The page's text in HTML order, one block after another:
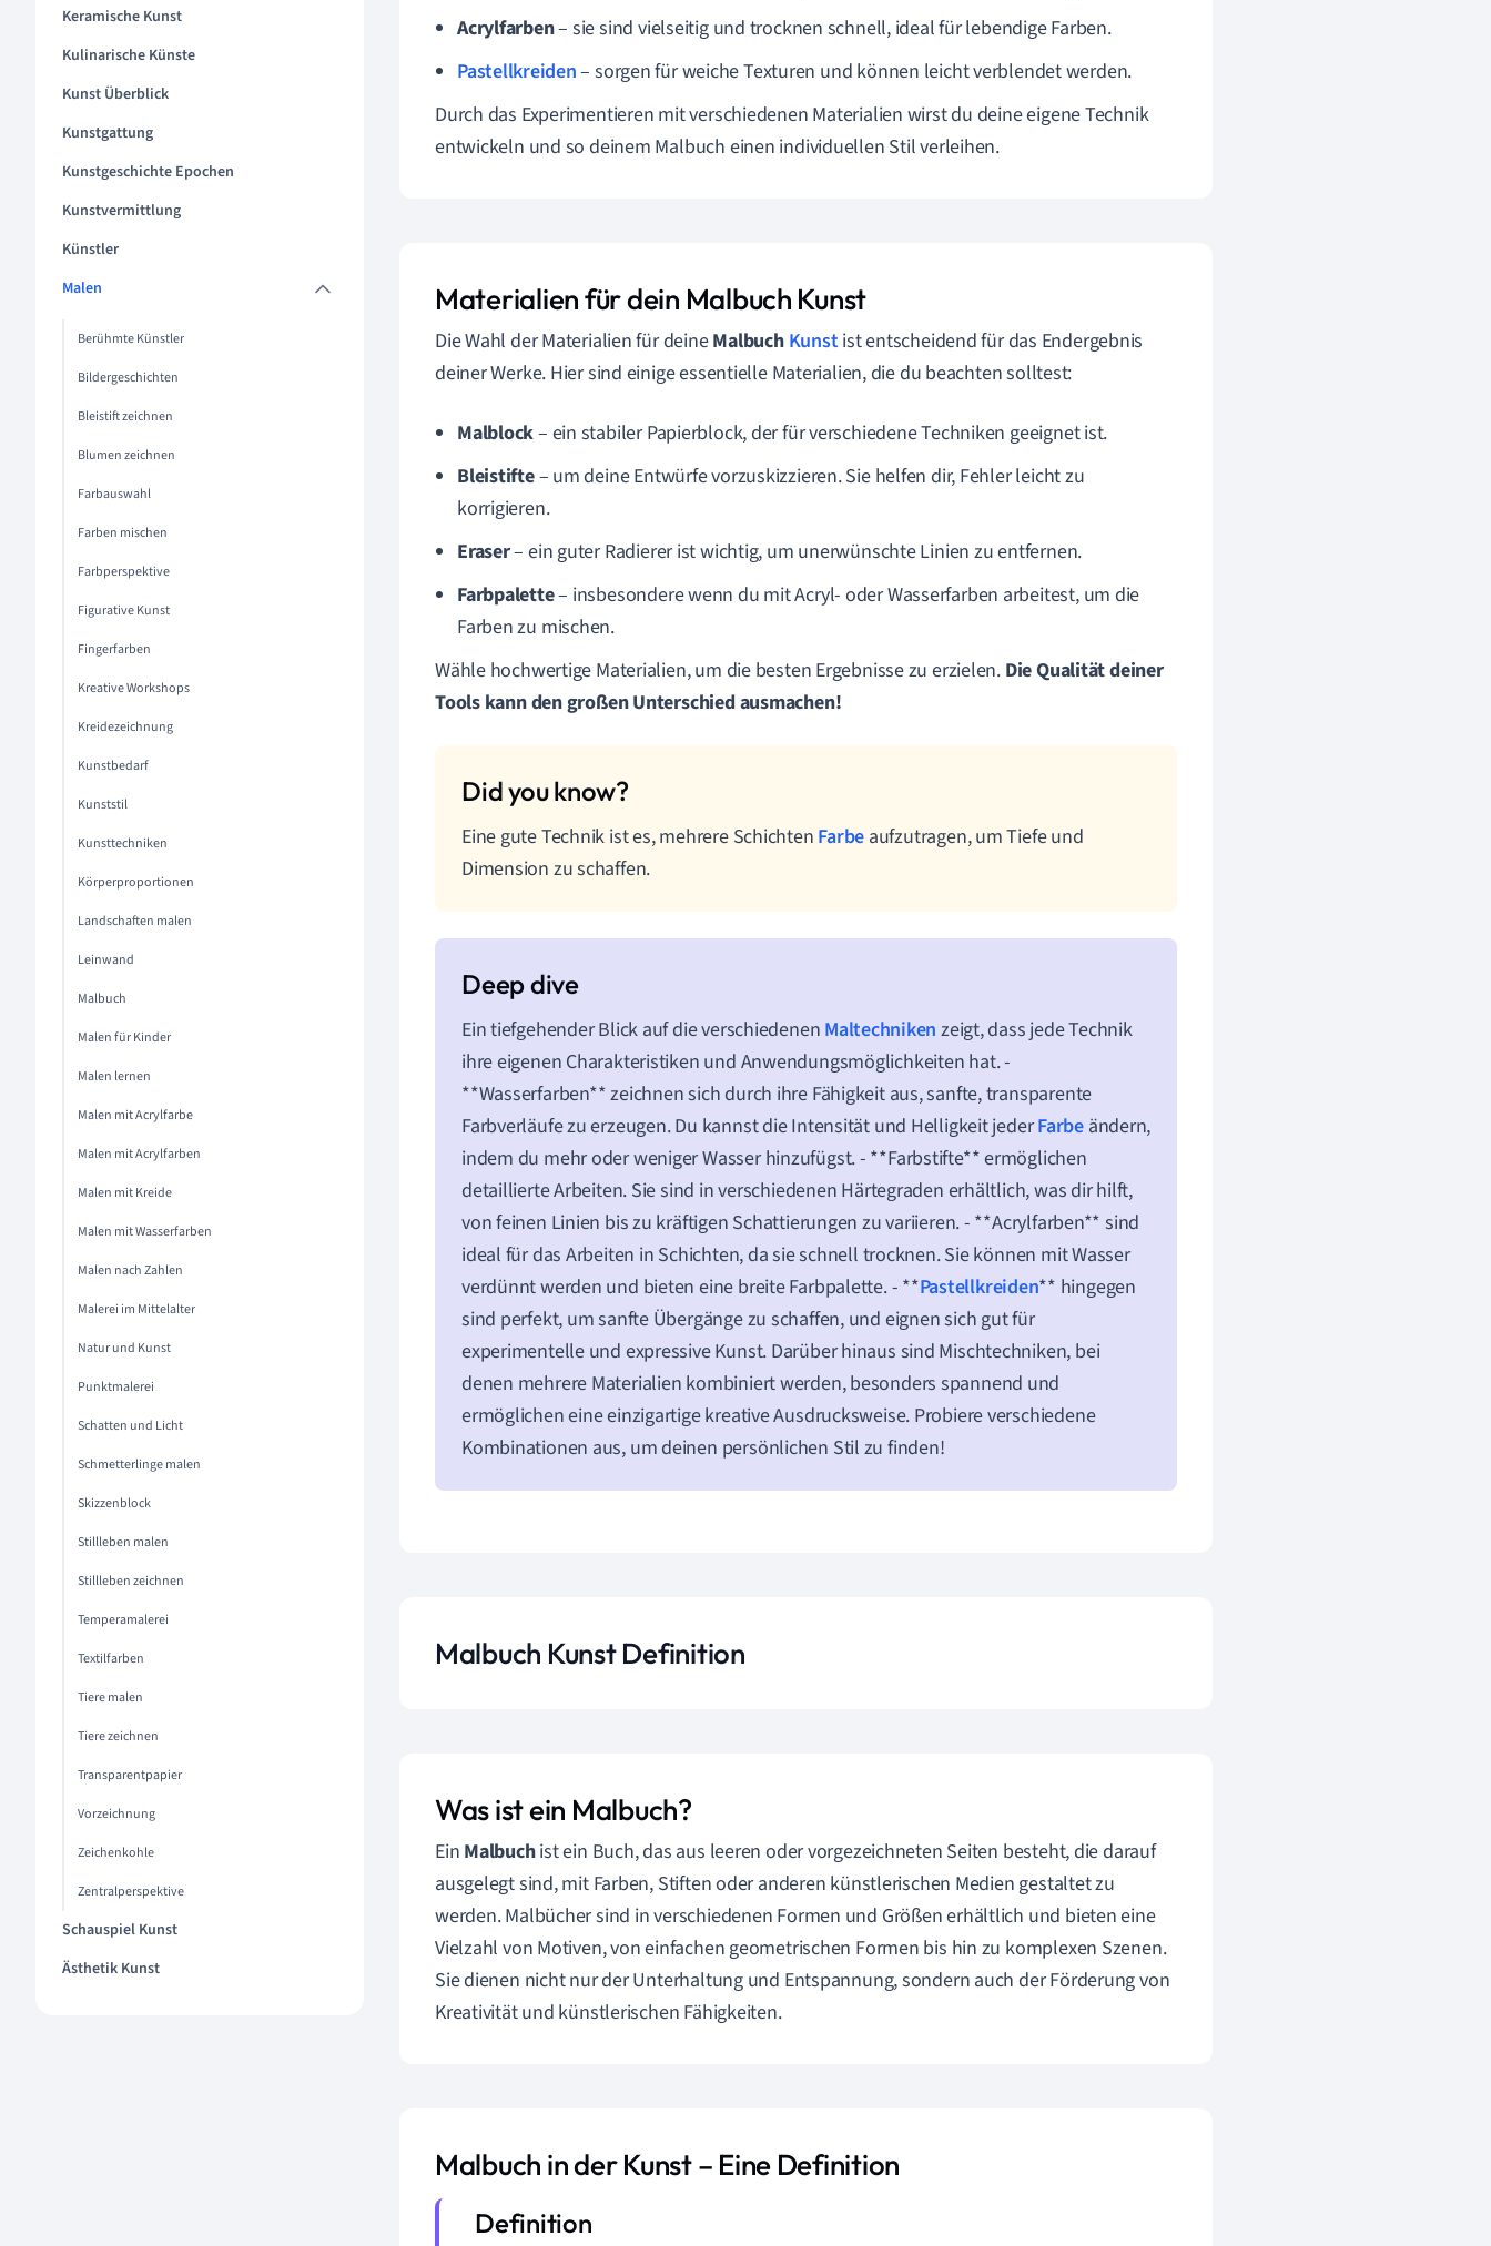
Keramische Kunst
Kulinarische Künste
Kunst Überblick
Kunstgattung
Kunstgeschichte Epochen
Kunstvermittlung
Künstler
Malen
Berühmte Künstler
Bildergeschichten
Bleistift zeichnen
Blumen zeichnen
Farbauswahl
Farben mischen
Farbperspektive
Figurative Kunst
Fingerfarben
Kreative Workshops
Kreidezeichnung
Kunstbedarf
Kunststil
Kunsttechniken
Körperproportionen
Landschaften malen
Leinwand
Malbuch
Malen für Kinder
Malen lernen
Malen mit Acrylfarbe
Malen mit Acrylfarben
Malen mit Kreide
Malen mit Wasserfarben
Malen nach Zahlen
Malerei im Mittelalter
Natur und Kunst
Punktmalerei
Schatten und Licht
Schmetterlinge malen
Skizzenblock
Stillleben malen
Stillleben zeichnen
Temperamalerei
Textilfarben
Tiere malen
Tiere zeichnen
Transparentpapier
Vorzeichnung
Zeichenkohle
Zentralperspektive
Schauspiel Kunst
Ästhetik Kunst
Acrylfarben– sie sind vielseitig und trocknen schnell, ideal für lebendige Farben.
Pastellkreiden– sorgen für weiche Texturen und können leicht verblendet werden.
Durch das Experimentieren mit verschiedenen Materialien wirst du deine eigene Technik
entwickeln und so deinem Malbuch einen individuellen Stil verleihen.
Materialien für dein Malbuch Kunst
Die Wahl der Materialien für deineMalbuch Kunstist entscheidend für das Endergebnis
deiner Werke. Hier sind einige essentielle Materialien, die du beachten solltest:
Malblock– ein stabiler Papierblock, der für verschiedene Techniken geeignet ist.
Bleistifte– um deine Entwürfe vorzuskizzieren. Sie helfen dir, Fehler leicht zu
korrigieren.
Eraser– ein guter Radierer ist wichtig, um unerwünschte Linien zu entfernen.
Farbpalette– insbesondere wenn du mit Acryl- oder Wasserfarben arbeitest, um die
Farben zu mischen.
Wähle hochwertige Materialien, um die besten Ergebnisse zu erzielen. Die Qualität deiner
Tools kann den großen Unterschied ausmachen!
Eine gute Technik ist es, mehrere Schichten Farbe aufzutragen, um Tiefe und
Dimension zu schaffen.
Ein tiefgehender Blick auf die verschiedenen Maltechniken zeigt, dass jede Technik
ihre eigenen Charakteristiken und Anwendungsmöglichkeiten hat. -
**Wasserfarben** zeichnen sich durch ihre Fähigkeit aus, sanfte, transparente
Farbverläufe zu erzeugen. Du kannst die Intensität und Helligkeit jederFarbeändern,
indem du mehr oder weniger Wasser hinzufügst. - **Farbstifte** ermöglichen
detaillierte Arbeiten. Sie sind in verschiedenen Härtegraden erhältlich, was dir hilft,
von feinen Linien bis zu kräftigen Schattierungen zu variieren. - **Acrylfarben** sind
ideal für das Arbeiten in Schichten, da sie schnell trocknen. Sie können mit Wasser
verdünnt werden und bieten eine breite Farbpalette. - **Pastellkreiden** hingegen
sind perfekt, um sanfte Übergänge zu schaffen, und eignen sich gut für
experimentelle und expressive Kunst. Darüber hinaus sind Mischtechniken, bei
denen mehrere Materialien kombiniert werden, besonders spannend und
ermöglichen eine einzigartige kreative Ausdrucksweise. Probiere verschiedene
Kombinationen aus, um deinen persönlichen Stil zu finden!
Malbuch Kunst Definition
Was ist ein Malbuch?
Ein Malbuchist ein Buch, das aus leeren oder vorgezeichneten Seiten besteht, die darauf
ausgelegt sind, mit Farben, Stiften oder anderen künstlerischen Medien gestaltet zu
werden. Malbücher sind in verschiedenen Formen und Größen erhältlich und bieten eine
Vielzahl von Motiven, von einfachen geometrischen Formen bis hin zu komplexen Szenen.
Sie dienen nicht nur der Unterhaltung und Entspannung, sondern auch der Förderung von
Kreativität und künstlerischen Fähigkeiten.
Malbuch in der Kunst – Eine Definition